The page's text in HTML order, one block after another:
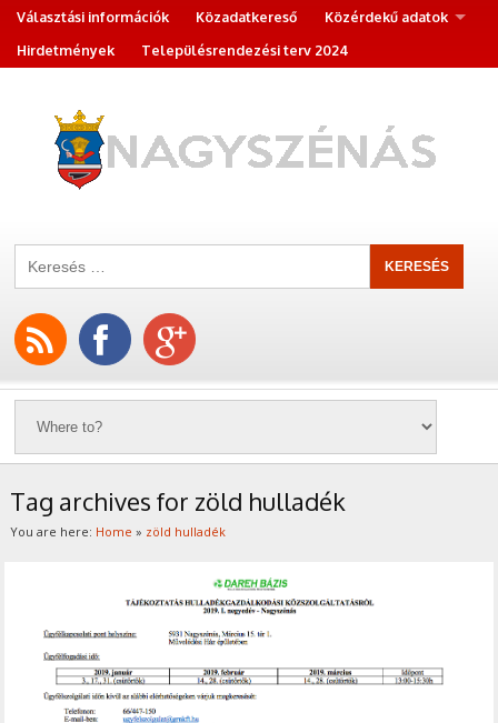
Választási információk
Közadatkereső
Közérdekű adatok
Hirdetmények
Településrendezési terv 2024
Tag archives for zöld hulladék
You are here: Home » zöld hulladék